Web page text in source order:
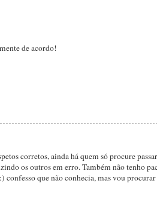
de acordo!
corretos, ainda há quem só procure
os outros em erro. Também não tenho
confesso que não conhecia, mas vou